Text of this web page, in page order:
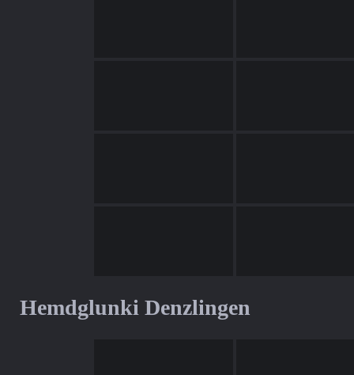
Hemdglunki Denzlingen